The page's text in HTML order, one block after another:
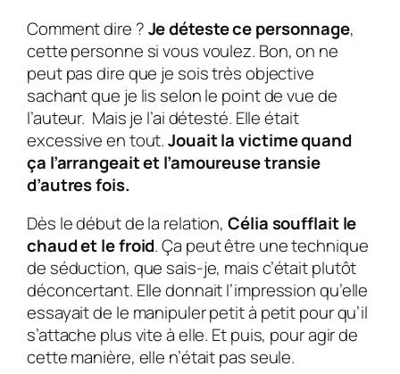
Comment dire ?Je déteste ce personnage,
cette personne si vous voulez. Bon, on ne
peut pas dire que je sois très objective
sachant que je lis selon le point de vue de
l’auteur. Mais je l’ai détesté. Elle était
excessive en tout.Jouait la victime quand
ça l’arrangeait et l’amoureuse transie
d’autres fois.
Dès le début de la relation,Célia soufflait le
chaud et le froid. Ça peut être une technique
de séduction, que sais-je, mais c’était plutôt
déconcertant. Elle donnait l’impression qu’elle
essayait de le manipuler petit à petit pour qu’il
s’attache plus vite à elle. Et puis, pour agir de
cette manière, elle n’était pas seule.